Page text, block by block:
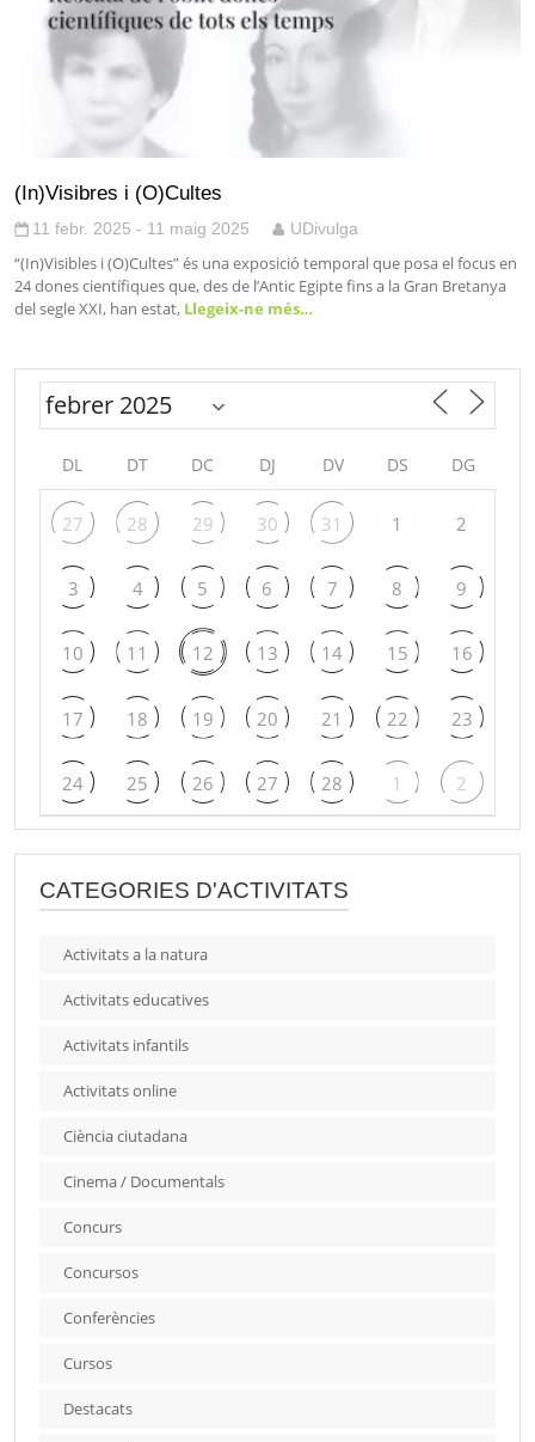
(In)Visibres i (O)Cultes
11 febr. 2025 - 11 maig 2025 UDivulga
“(In)Visibles i (O)Cultes” és una exposició temporal que posa el focus en
24 dones científiques que, des de l’Antic Egipte fins a la Gran Bretanya
del segle XXI, han estat, Llegeix-ne més…
DL DT DC DJ DV DS DG
27 28 29 30 31 1 2
3 4 5 6 7 8 9
10 11 12 13 14 15 16
17 18 19 20 21 22 23
24 25 26 27 28 1 2
CATEGORIES D'ACTIVITATS
Activitats a la natura
Activitats educatives
Activitats infantils
Activitats online
Ciència ciutadana
Cinema / Documentals
Concurs
Concursos
Conferències
Cursos
Destacats